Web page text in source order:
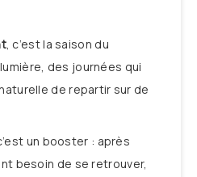
, c’est la saison du
des journées qui
de repartir sur de
un booster : après
besoin de se retrouver,